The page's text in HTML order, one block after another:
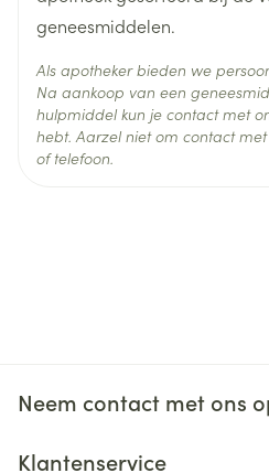
geneesmiddelen.
Als apotheker bieden we
Na aankoop van een
hulpmiddel kun je contact met
hebt. Aarzel niet om contact
of telefoon.
Neem contact met ons
Klantenservice